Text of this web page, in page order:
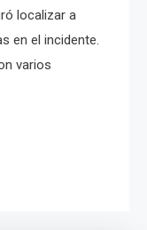
localizar a
en el incidente.
varios